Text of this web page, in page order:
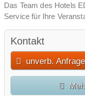
Das Team des Hotels
Service für Ihre
Kontakt
unverb.